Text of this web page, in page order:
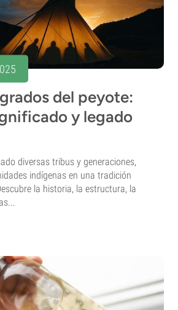
del peyote:
y legado
diversas tribus y generaciones,
indígenas en una tradición
la historia, la estructura, la